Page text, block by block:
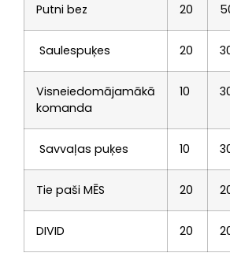
Putni bez 20
Saulespuķes 20
Visneiedomājamākā
komanda
10
Savvaļas puķes 10
Tie paši MĒS 20
DIVID 20